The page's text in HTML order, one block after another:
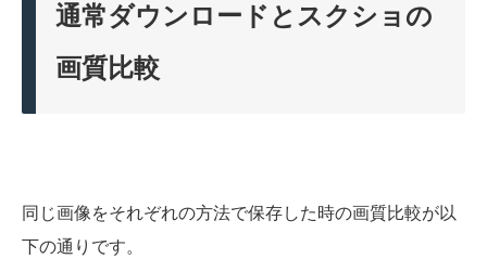
通常ダウンロードとスクショの
画質比較
同じ画像をそれぞれの方法で保存した時の画質比較が以
下の通りです。